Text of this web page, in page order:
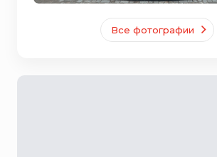
Все фотографии